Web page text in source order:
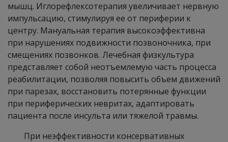
мышц. Иглорефлексотерапия увеличивает нервную
импульсацию, стимулируя ее от периферии к
центру. Мануальная терапия высокоэффективна
при нарушениях подвижности позвоночника, при
смещениях позвонков. Лечебная физкультура
представляет собой неотъемлемую часть процесса
реабилитации, позволяя повысить объем движений
при парезах, восстановить потерянные функции
при периферических невритах, адаптировать
пациента после инсульта или тяжелой травмы.
При неэффективности консервативных